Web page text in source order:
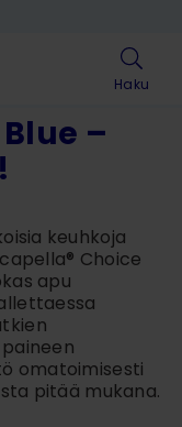
Haku
–
keuhkoja
Choice
apu
omatoimisesti
pitää mukana.